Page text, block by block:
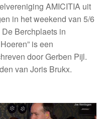
AMICITIA uit
in het weekend van 5/6
Berchplaets in
is een
door Gerben Pijl.
van Joris Brukx.